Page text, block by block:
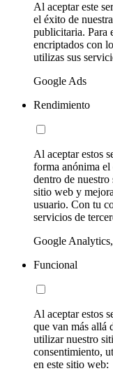
Al aceptar este
el éxito de
publicitaria. Para
encriptados con
utilizas sus
Google Ads
Rendimiento
Al aceptar estos
forma anónima
dentro de
sitio web y
usuario. Con tu
servicios de
Google
Funcional
Al aceptar estos
que van más allá
utilizar nuestro
consentimiento,
en este sitio web: